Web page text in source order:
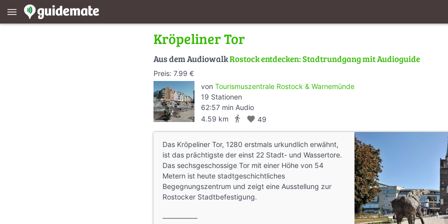
menu
Kröpeliner Tor
Aus dem AudiowalkRostock entdecken: Stadtrundgang mit Audioguide
Preis: 7.99 €
von Tourismuszentrale Rostock & Warnemünde
19 Stationen
62:57 min Audio
4.59 km
directions_walk favorite 49
Das Kröpeliner Tor, 1280 erstmals urkundlich erwähnt,
ist das prächtigste der einst 22 Stadt- und Wassertore.
Das sechsgeschossige Tor mit einer Höhe von 54
Metern ist heute stadtgeschichtliches
Begegnungszentrum und zeigt eine Ausstellung zur
Rostocker Stadtbefestigung.
—————